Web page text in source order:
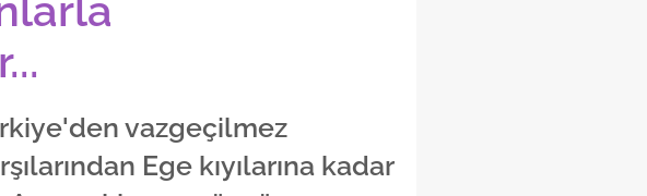
vazgeçilmez
Ege kıyılarına kadar